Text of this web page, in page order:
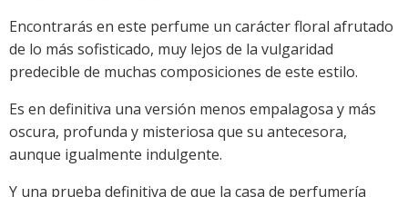
Encontrarás en este perfume un carácter floral afrutado
de lo más sofisticado, muy lejos de la vulgaridad
predecible de muchas composiciones de este estilo.
Es en definitiva una versión menos empalagosa y más
oscura, profunda y misteriosa que su antecesora,
aunque igualmente indulgente.
Y una prueba definitiva de que la casa de perfumería